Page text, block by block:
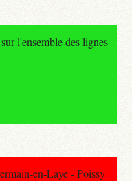
l'ensemble des lignes
en-Laye - Poissy